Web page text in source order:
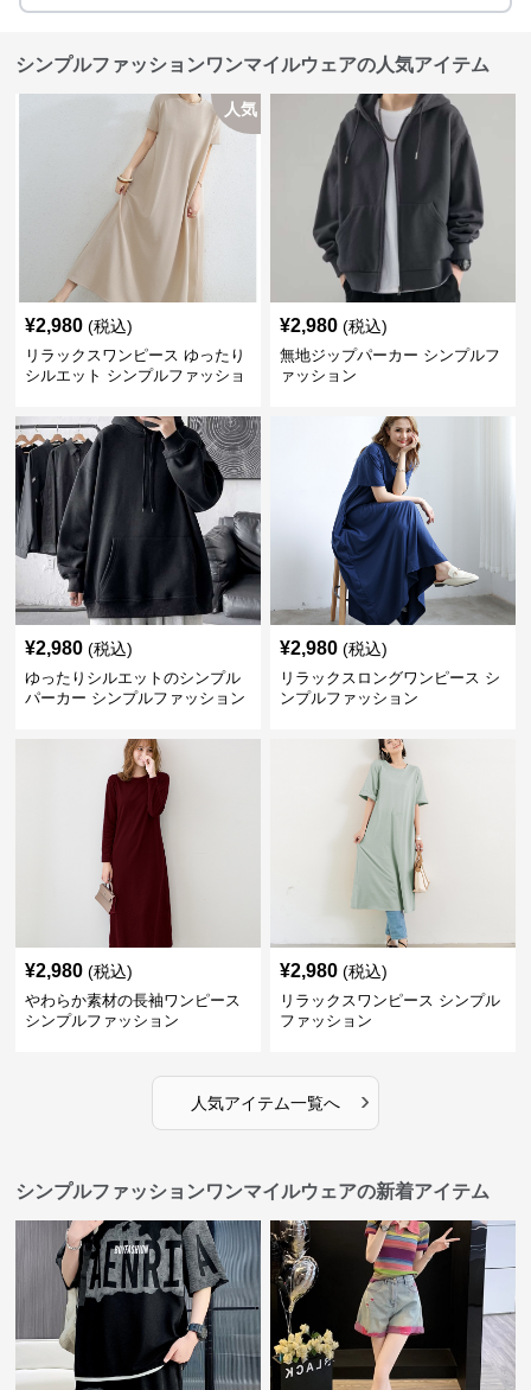
シンプルファッションワンマイルウェアの人気アイテム
人気
¥2,980 (税込)
リラックスワンピース ゆったり
シルエット シンプルファッショ
¥2,980 (税込)
無地ジップパーカー シンプルフ
ァッション
¥2,980 (税込)
ゆったりシルエットのシンプル
パーカー シンプルファッション
¥2,980 (税込)
リラックスロングワンピース シ
ンプルファッション
¥2,980 (税込)
やわらか素材の長袖ワンピース
シンプルファッション
¥2,980 (税込)
リラックスワンピース シンプル
ファッション
人気アイテム一覧へ ›
シンプルファッションワンマイルウェアの新着アイテム